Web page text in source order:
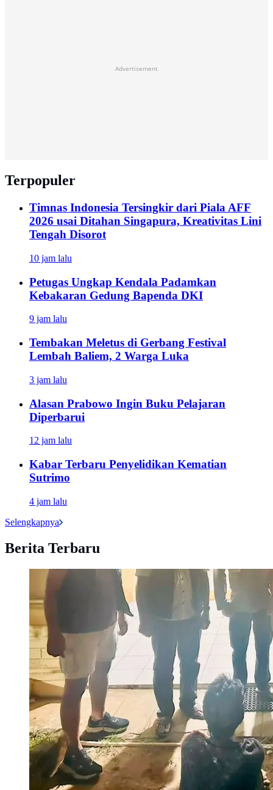
Advertisement
Terpopuler
Timnas Indonesia Tersingkir dari Piala AFF
2026 usai Ditahan Singapura, Kreativitas Lini
Tengah Disorot
10 jam lalu
Petugas Ungkap Kendala Padamkan
Kebakaran Gedung Bapenda DKI
9 jam lalu
Tembakan Meletus di Gerbang Festival
Lembah Baliem, 2 Warga Luka
3 jam lalu
Alasan Prabowo Ingin Buku Pelajaran
Diperbarui
12 jam lalu
Kabar Terbaru Penyelidikan Kematian
Sutrimo
4 jam lalu
Selengkapnya
Berita Terbaru